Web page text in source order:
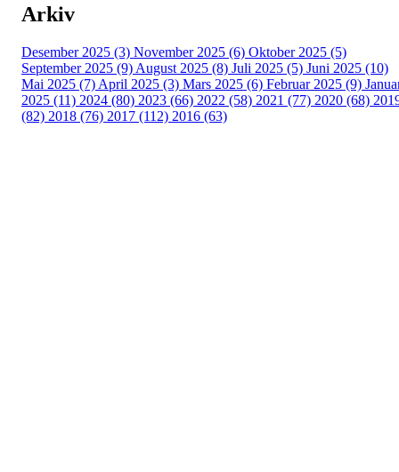
Arkiv
Desember 2025 (3) November 2025 (6) Oktober 2025 (5)
September 2025 (9) August 2025 (8) Juli 2025 (5) Juni 2025 (10)
Mai 2025 (7) April 2025 (3) Mars 2025 (6) Februar 2025 (9)
2025 (11) 2024 (80) 2023 (66) 2022 (58) 2021 (77) 2020 (68)
(82) 2018 (76) 2017 (112) 2016 (63)